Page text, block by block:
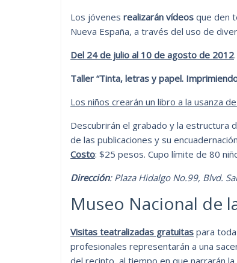
Los jóvenes realizarán vídeos que den
Nueva España, a través del uso de
Del 24 de julio al 10 de agosto de 2012
Taller “Tinta, letras y papel.
Los niños crearán un libro a la usanza
Descubrirán el grabado y la estructura
de las publicaciones y su
Costo: $25 pesos. Cupo límite de 80
Dirección: Plaza Hidalgo No.99, Blvd.
Museo Nacional de
Visitas teatralizadas gratuitas para
profesionales representarán a una
del recinto, al tiempo en que narrarán